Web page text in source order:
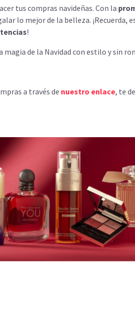
tus compras navideñas. Con la
lo mejor de la belleza. ¡Recuerda,
!
magia de la Navidad con estilo y sin
a través de nuestro enlace, te